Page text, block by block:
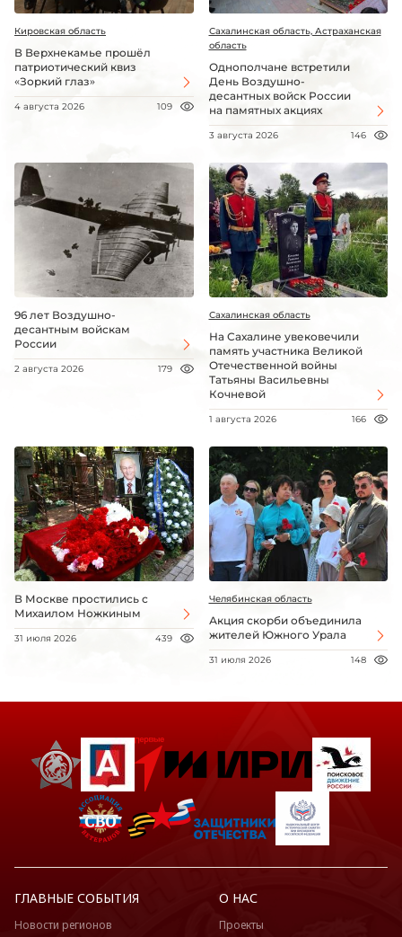
Кировская область
В Верхнекамье прошёл
патриотический квиз
«Зоркий глаз»
4 августа 2026 109
Сахалинская область, Астраханская
область
Однополчане встретили
День Воздушно-
десантных войск России
на памятных акциях
3 августа 2026 146
96 лет Воздушно-
десантным войскам
России
2 августа 2026 179
Сахалинская область
На Сахалине увековечили
память участника Великой
Отечественной войны
Татьяны Васильевны
Кочневой
1 августа 2026 166
В Москве простились с
Михаилом Ножкиным
31 июля 2026 439
Челябинская область
Акция скорби объединила
жителей Южного Урала
31 июля 2026 148
ГЛАВНЫЕ СОБЫТИЯ
Новости регионов
О НАС
Проекты